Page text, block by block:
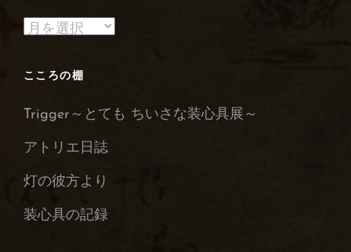
装
録
保
こころの棚
Trigger～とても ちいさな装心具展～
アトリエ日誌
灯の彼方より
装心具の記録